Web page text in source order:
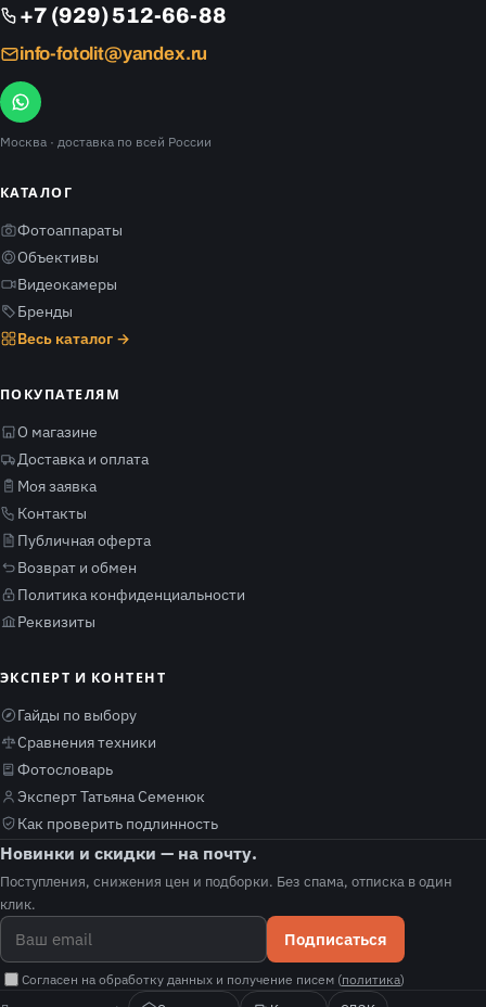
+7 (929) 512-66-88
info-fotolit@yandex.ru
Москва · доставка по всей России
КАТАЛОГ
Фотоаппараты
Объективы
Видеокамеры
Бренды
Весь каталог →
ПОКУПАТЕЛЯМ
О магазине
Доставка и оплата
Моя заявка
Контакты
Публичная оферта
Возврат и обмен
Политика конфиденциальности
Реквизиты
ЭКСПЕРТ И КОНТЕНТ
Гайды по выбору
Сравнения техники
Фотословарь
Эксперт Татьяна Семенюк
Как проверить подлинность
Новинки и скидки — на почту.
Поступления, снижения цен и подборки. Без спама, отписка в один
клик.
Подписаться
Согласен на обработку данных и получение писем (политика)